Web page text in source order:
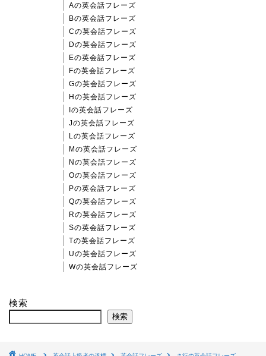
Aの英会話フレーズ
Bの英会話フレーズ
Cの英会話フレーズ
Dの英会話フレーズ
Eの英会話フレーズ
Fの英会話フレーズ
Gの英会話フレーズ
Hの英会話フレーズ
Iの英会話フレーズ
Jの英会話フレーズ
Lの英会話フレーズ
Mの英会話フレーズ
Nの英会話フレーズ
Oの英会話フレーズ
Pの英会話フレーズ
Qの英会話フレーズ
Rの英会話フレーズ
Sの英会話フレーズ
Tの英会話フレーズ
Uの英会話フレーズ
Wの英会話フレーズ
検索
検索